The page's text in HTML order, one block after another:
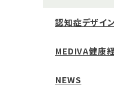
認知症デザイン
MEDIVA健康
NEWS